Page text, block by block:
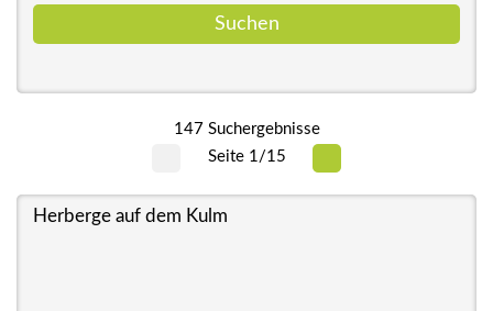
147 Suchergebnisse
Seite 1/15
Herberge auf dem Kulm